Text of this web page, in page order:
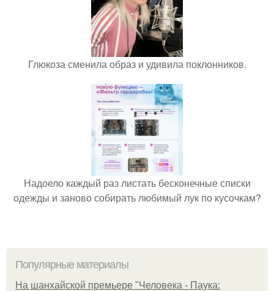
Глюкоза сменила образ и удивила поклонников.
Надоело каждый раз листать бесконечные списки
одежды и заново собирать любимый лук по кусочкам?
Популярные материалы
На шанхайской премьере "Человека - Паука: